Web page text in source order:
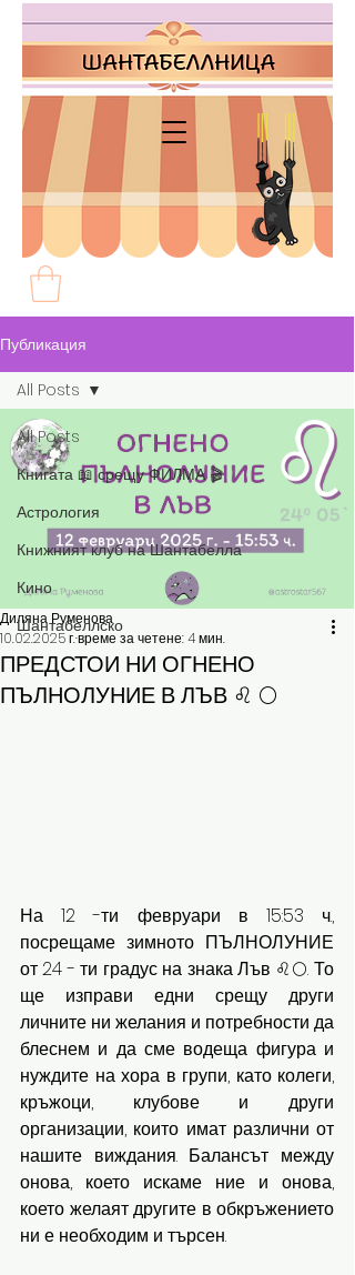
Публикация
All Posts
Книгата 📖 срещу ФИЛМА 🎬
Астрология
Книжният клуб на Шантабелла
Кино
Шантабеллско
All Posts
ПРЕДСТОИ НИ ОГНЕНО
ПЪЛНОЛУНИЕ В ЛЪВ ♌️ 🌕
Диляна Руменова
10.02.2025 г.време за четене: 4 мин.
На 12 -ти февруари в 15:53 ч.,
посрещаме зимното ПЪЛНОЛУНИЕ
от 24 - ти градус на знака Лъв ♌️🌕. То
ще изправи едни срещу други
личните ни желания и потребности да
блеснем и да сме водеща фигура и
нуждите на хора в групи, като колеги,
кръжоци, клубове и други
организации, които имат различни от
нашите виждания. Балансът между
онова, което искаме ние и онова,
което желаят другите в обкръжението
ни е необходим и търсен.